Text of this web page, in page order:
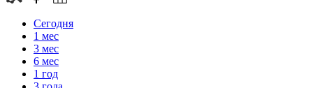
Сегодня
1 мес
3 мес
6 мес
1 год